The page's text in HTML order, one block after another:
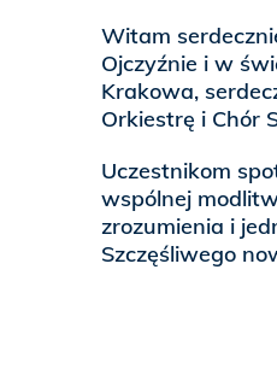
Witam
Ojczyźnie i w
Krakowa,
Orkiestrę i Chór
Uczestnikom
wspólnej
zrozumienia i
Szczęśliwego